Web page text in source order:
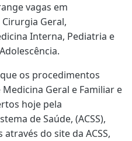
vagas em
Geral,
Interna, Pediatria e
os procedimentos
Geral e Familiar e
hoje pela
de Saúde, (ACSS),
do site da ACSS,